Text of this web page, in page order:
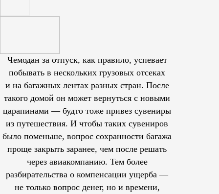
Чемодан за отпуск, как правило, успевает
побывать в нескольких грузовых отсеках
и на багажных лентах разных стран. После
такого домой он может вернуться с новыми
царапинами — будто тоже привез сувениры
из путешествия. И чтобы таких сувениров
было поменьше, вопрос сохранности багажа
проще закрыть заранее, чем после решать
через авиакомпанию. Тем более
разбирательства о компенсации ущерба —
не только вопрос денег, но и времени,